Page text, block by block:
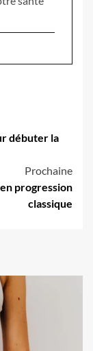
débuter la
Prochaine
progression
classique